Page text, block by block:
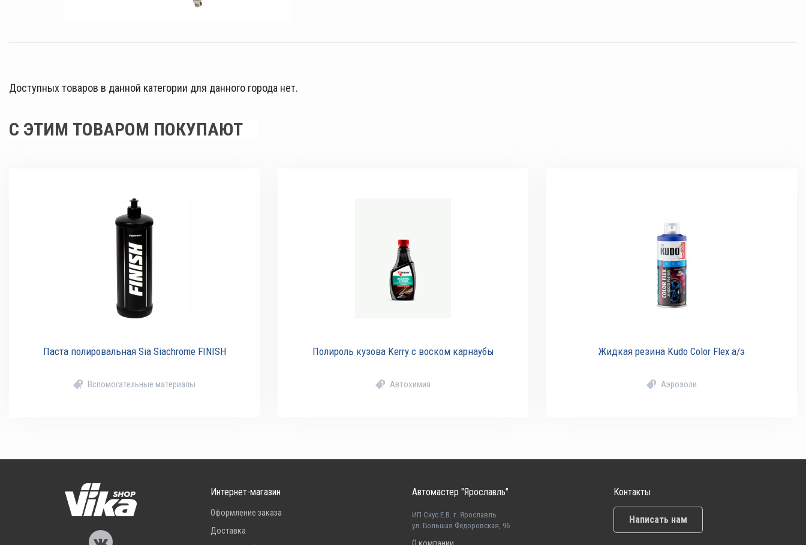
Доступных товаров в данной категории для данного города нет.
С ЭТИМ ТОВАРОМ ПОКУПАЮТ
Паста полировальная Sia Siachrome FINISH
Вспомогательные материалы
Полироль кузова Kerry с воском карнаубы
Автохимия
Жидкая резина Kudo Color Flex а/э
Аэрозоли
Интернет-магазин
Оформление заказа
Доставка
Автомастер "Ярославль"
ИП Скус Е.В. г. Ярославль
ул. Большая Федоровская, 96
Контакты
Написать нам